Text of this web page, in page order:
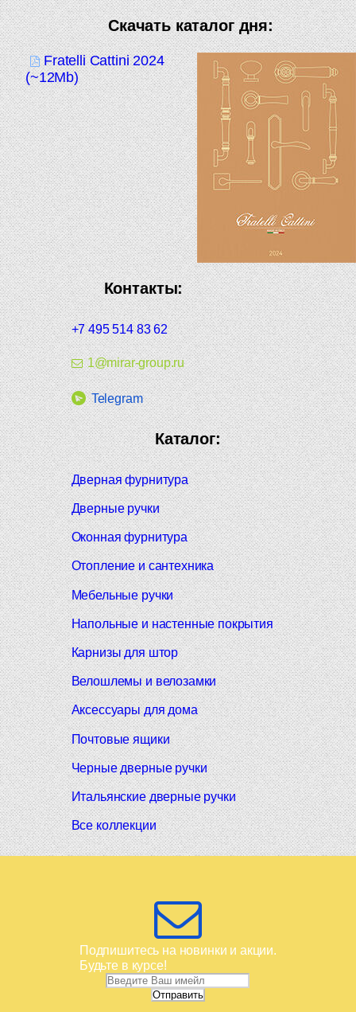
Скачать каталог дня:
Fratelli Cattini 2024
(~12Mb)
Контакты:
+7 495 514 83 62
1@mirar-group.ru
Telegram
Каталог:
Дверная фурнитура
Дверные ручки
Оконная фурнитура
Отопление и сантехника
Мебельные ручки
Напольные и настенные покрытия
Карнизы для штор
Велошлемы и велозамки
Аксессуары для дома
Почтовые ящики
Черные дверные ручки
Итальянские дверные ручки
Все коллекции
Подпишитесь на новинки и акции.
Будьте в курсе!